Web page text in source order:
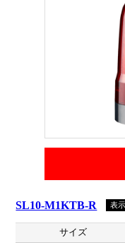
SL10-M1KTB-R 表
サイズ